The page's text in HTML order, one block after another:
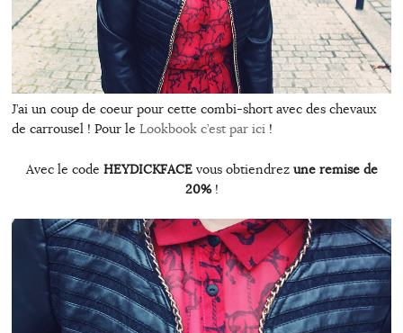
J’ai un coup de coeur pour cette combi-short avec des chevaux
de carrousel ! Pour le Lookbook c’est par ici!
Avec le code HEYDICKFACEvous obtiendrez une remise de
20%!